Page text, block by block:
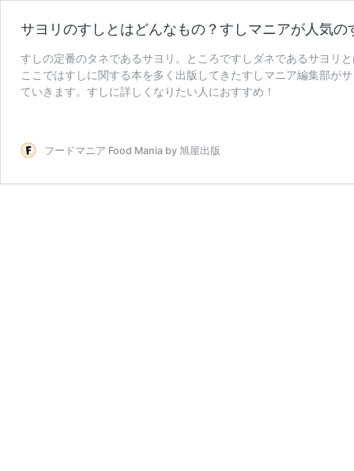
サヨリのすしとはどんなもの？すしマニアが人気の
すしの定番のタネであるサヨリ。ところですしダネであるサヨリ
ここではすしに関する本を多く出版してきたすしマニア編集部が
ていきます。すしに詳しくなりたい人におすすめ！
フードマニア Food Mania by 旭屋出版